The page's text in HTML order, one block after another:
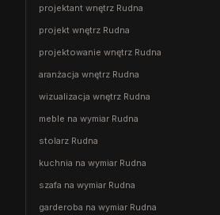
projektant wnętrz Rudna
projekt wnętrz Rudna
projektowanie wnętrz Rudna
aranżacja wnętrz Rudna
wizualizacja wnętrz Rudna
meble na wymiar Rudna
stolarz Rudna
kuchnia na wymiar Rudna
szafa na wymiar Rudna
garderoba na wymiar Rudna